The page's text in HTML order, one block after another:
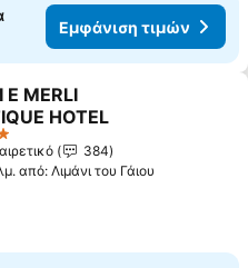
Εμφάνιση τιμών
στα αγαπημένα
E MERLI
HOTEL
384
από: Λιμάνι του Γάιου